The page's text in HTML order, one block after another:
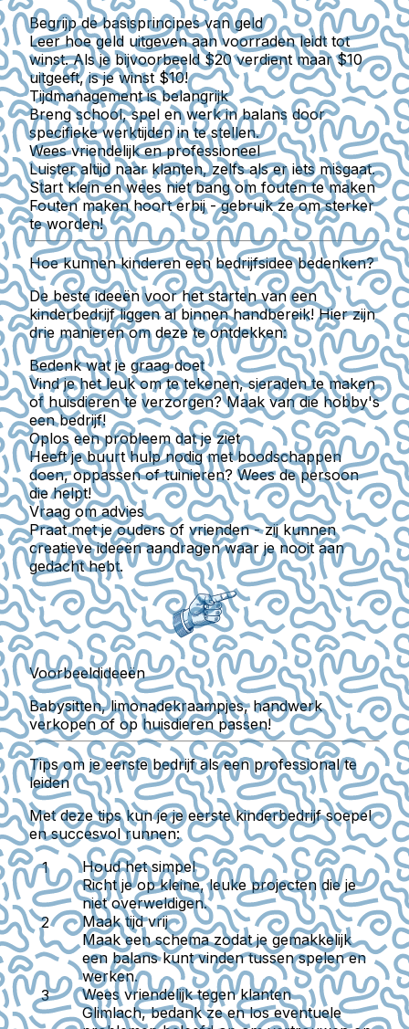
Begrijp de basisprincipes van geld
Leer hoe geld uitgeven aan voorraden leidt tot
winst. Als je bijvoorbeeld $20 verdient maar $10
uitgeeft, is je winst $10!
Tijdmanagement is belangrijk
Breng school, spel en werk in balans door
specifieke werktijden in te stellen.
Wees vriendelijk en professioneel
Luister altijd naar klanten, zelfs als er iets misgaat.
Start klein en wees niet bang om fouten te maken
Fouten maken hoort erbij - gebruik ze om sterker
te worden!
Hoe kunnen kinderen een bedrijfsidee bedenken?
De beste ideeën voor het starten van een
kinderbedrijf liggen al binnen handbereik! Hier zijn
drie manieren om deze te ontdekken:
Bedenk wat je graag doet
Vind je het leuk om te tekenen, sieraden te maken
of huisdieren te verzorgen? Maak van die hobby's
een bedrijf!
Oplos een probleem dat je ziet
Heeft je buurt hulp nodig met boodschappen
doen, oppassen of tuinieren? Wees de persoon
die helpt!
Vraag om advies
Praat met je ouders of vrienden - zij kunnen
creatieve ideeën aandragen waar je nooit aan
gedacht hebt.
Voorbeeldideeën
Babysitten, limonadekraampjes, handwerk
verkopen of op huisdieren passen!
Tips om je eerste bedrijf als een professional te
leiden
Met deze tips kun je je eerste kinderbedrijf soepel
en succesvol runnen:
Houd het simpel
Richt je op kleine, leuke projecten die je
niet overweldigen.
Maak tijd vrij
Maak een schema zodat je gemakkelijk
een balans kunt vinden tussen spelen en
werken.
Wees vriendelijk tegen klanten
Glimlach, bedank ze en los eventuele